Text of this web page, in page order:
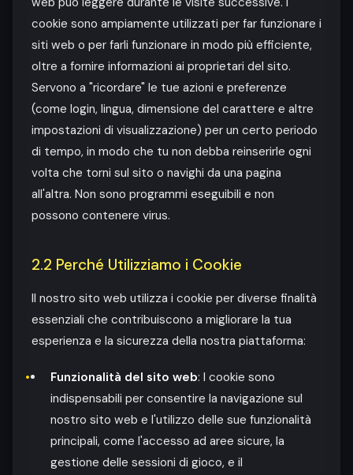
cookie sono ampiamente utilizzati per far funzionare i
siti web o per farli funzionare in modo più efficiente,
oltre a fornire informazioni ai proprietari del sito.
Servono a "ricordare" le tue azioni e preferenze
(come login, lingua, dimensione del carattere e altre
impostazioni di visualizzazione) per un certo periodo
di tempo, in modo che tu non debba reinserirle ogni
volta che torni sul sito o navighi da una pagina
all'altra. Non sono programmi eseguibili e non
possono contenere virus.
2.2 Perché Utilizziamo i Cookie
Il nostro sito web utilizza i cookie per diverse finalità
essenziali che contribuiscono a migliorare la tua
esperienza e la sicurezza della nostra piattaforma:
Funzionalità del sito web: I cookie sono
indispensabili per consentire la navigazione sul
nostro sito web e l'utilizzo delle sue funzionalità
principali, come l'accesso ad aree sicure, la
gestione delle sessioni di gioco, e il